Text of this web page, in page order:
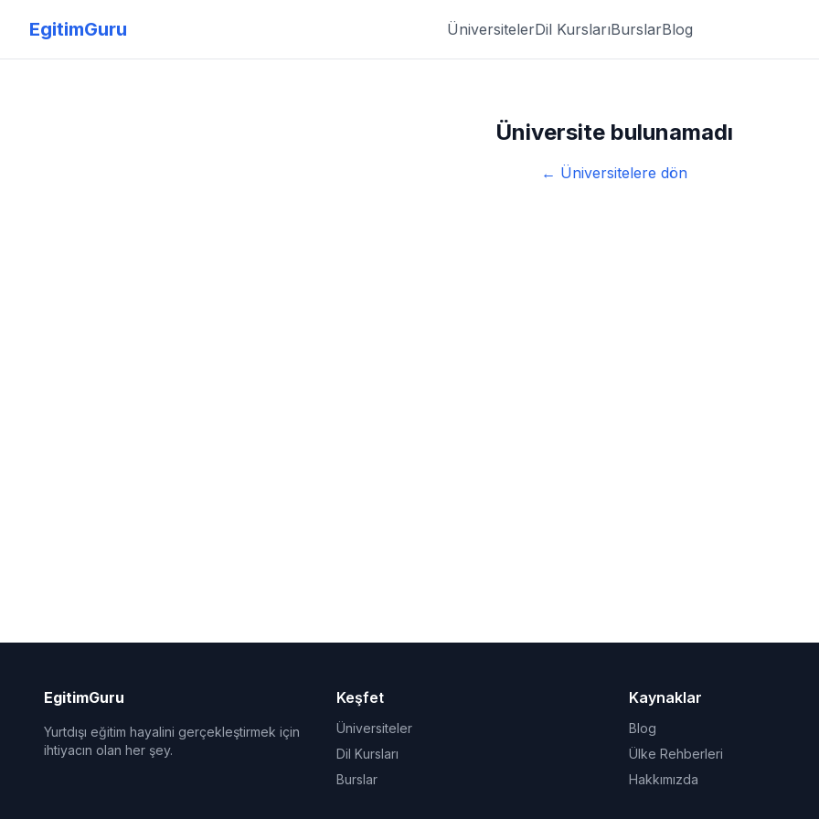
EgitimGuru ÜniversitelerDil KurslarıBurslarBlog
Üniversite bulunamadı
← Üniversitelere dön
EgitimGuru
Yurtdışı eğitim hayalini gerçekleştirmek için
ihtiyacın olan her şey.
Keşfet
Üniversiteler
Dil Kursları
Burslar
Kaynaklar
Blog
Ülke Rehberleri
Hakkımızda